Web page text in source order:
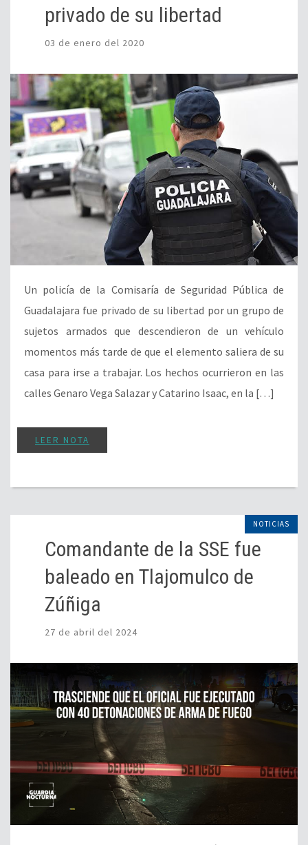
privado de su libertad
03 de enero del 2020
Un policía de la Comisaría de Seguridad Pública de
Guadalajara fue privado de su libertad por un grupo de
sujetos armados que descendieron de un vehículo
momentos más tarde de que el elemento saliera de su
casa para irse a trabajar. Los hechos ocurrieron en las
calles Genaro Vega Salazar y Catarino Isaac, en la […]
LEER NOTA
NOTICIAS
Comandante de la SSE fue
baleado en Tlajomulco de
Zúñiga
27 de abril del 2024